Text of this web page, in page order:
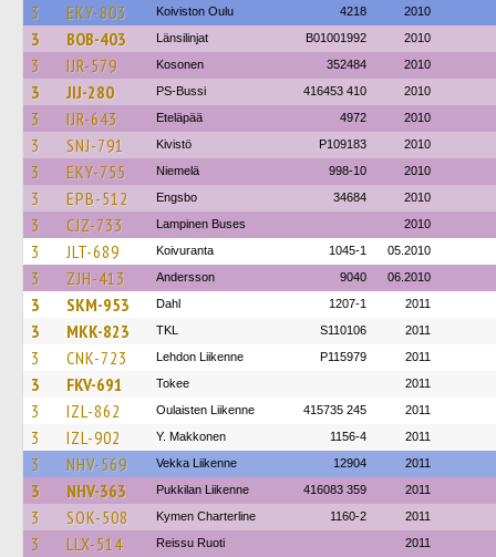
3 EKY-803 Koiviston Oulu 4218 2010
3 BOB-403 Länsilinjat B01001992 2010
3 IJR-579 Kosonen 352484 2010
3 JIJ-280 PS-Bussi 416453 410 2010
3 IJR-643 Eteläpää 4972 2010
3 SNJ-791 Kivistö P109183 2010
3 EKY-755 Niemelä 998-10 2010
3 EPB-512 Engsbo 34684 2010
3 CJZ-733 Lampinen Buses 2010
3 JLT-689 Koivuranta 1045-1 05.2010
3 ZJH-413 Andersson 9040 06.2010
3 SKM-953 Dahl 1207-1 2011
3 MKK-823 TKL S110106 2011
3 CNK-723 Lehdon Liikenne P115979 2011
3 FKV-691 Tokee 2011
3 IZL-862 Oulaisten Liikenne 415735 245 2011
3 IZL-902 Y. Makkonen 1156-4 2011
3 NHV-569 Vekka Liikenne 12904 2011
3 NHV-363 Pukkilan Liikenne 416083 359 2011
3 SOK-508 Kymen Charterline 1160-2 2011
3 LLX-514 Reissu Ruoti 2011